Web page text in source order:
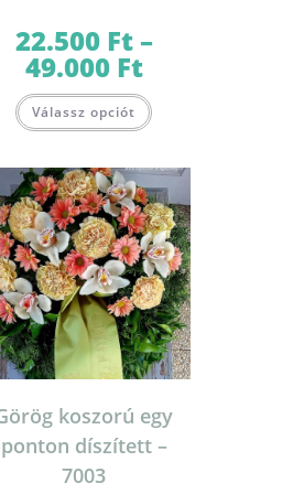
22.500 Ft–
49.000 FtÁrtartomány:
22.500 Ft
-
49.000 Ft
Válassz opciót a
van.
A
változatok
a
termékoldalon
választhatók
ki
koszorú egy
ponton díszített –
7003